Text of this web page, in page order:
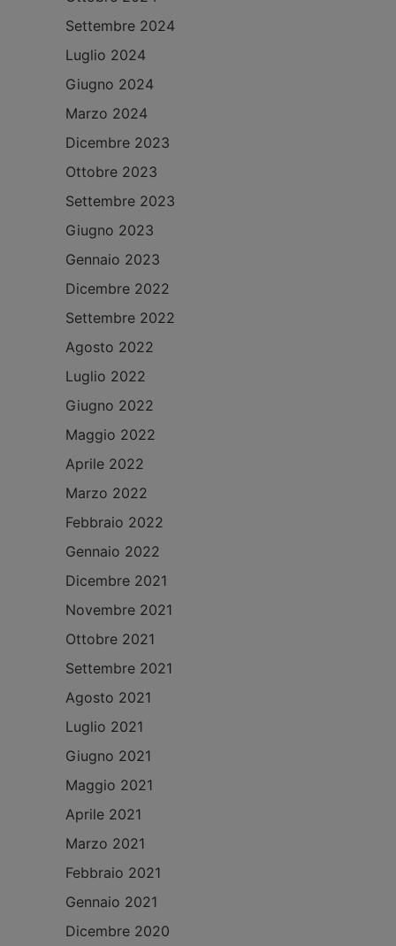
Settembre 2024
Luglio 2024
Giugno 2024
Marzo 2024
Dicembre 2023
Ottobre 2023
Settembre 2023
Giugno 2023
Gennaio 2023
Dicembre 2022
Settembre 2022
Agosto 2022
Luglio 2022
Giugno 2022
Maggio 2022
Aprile 2022
Marzo 2022
Febbraio 2022
Gennaio 2022
Dicembre 2021
Novembre 2021
Ottobre 2021
Settembre 2021
Agosto 2021
Luglio 2021
Giugno 2021
Maggio 2021
Aprile 2021
Marzo 2021
Febbraio 2021
Gennaio 2021
Dicembre 2020